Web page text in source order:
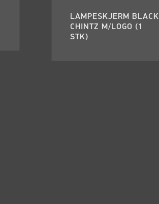
LAMPESKJERM BLACK
CHINTZ M/LOGO (1
STK)